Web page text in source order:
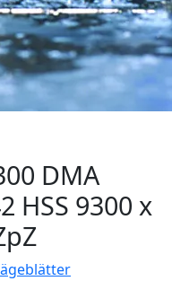
DMA
HSS 9300 x